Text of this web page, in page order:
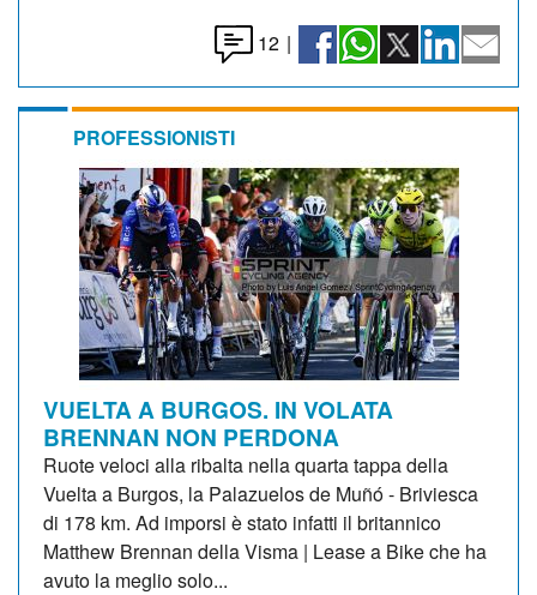
12 |
PROFESSIONISTI
VUELTA A BURGOS. IN VOLATA
BRENNAN NON PERDONA
Ruote veloci alla ribalta nella quarta tappa della
Vuelta a Burgos, la Palazuelos de Muñó - Briviesca
di 178 km. Ad imporsi è stato infatti il britannico
Matthew Brennan della Visma | Lease a Bike che ha
avuto la meglio solo...